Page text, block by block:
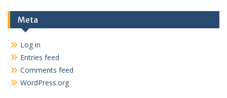
Meta
Log in
Entries feed
Comments feed
WordPress.org